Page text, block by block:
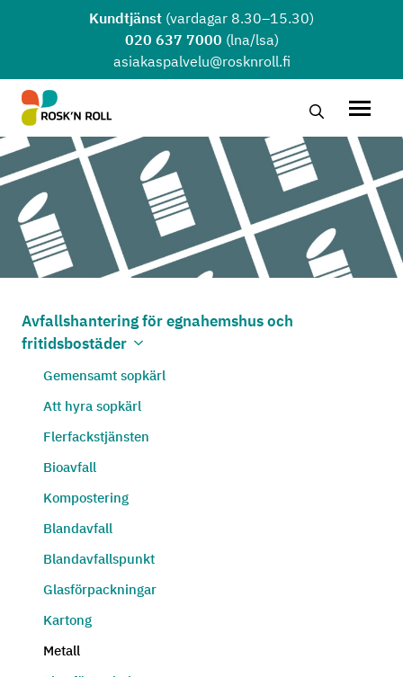
Hoppa till huvudinnehållet
Kundtjänst (vardagar 8.30–15.30)
020 637 7000 (lna/lsa)
asiakaspalvelu@rosknroll.fi
Sök …
Avfallshantering för egnahemshus och
fritidsbostäder
Gemensamt sopkärl
Att hyra sopkärl
Flerfackstjänsten
Bioavfall
Kompostering
Blandavfall
Blandavfallspunkt
Glasförpackningar
Kartong
Metall